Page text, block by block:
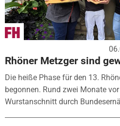
Rhöner Metzger sind
Die heiße Phase für den 13.
begonnen. Rund zwei Monate
Wurstanschnitt durch